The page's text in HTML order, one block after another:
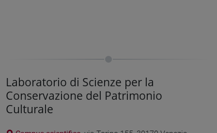
Laboratorio di Scienze per la
Conservazione del Patrimonio
Culturale